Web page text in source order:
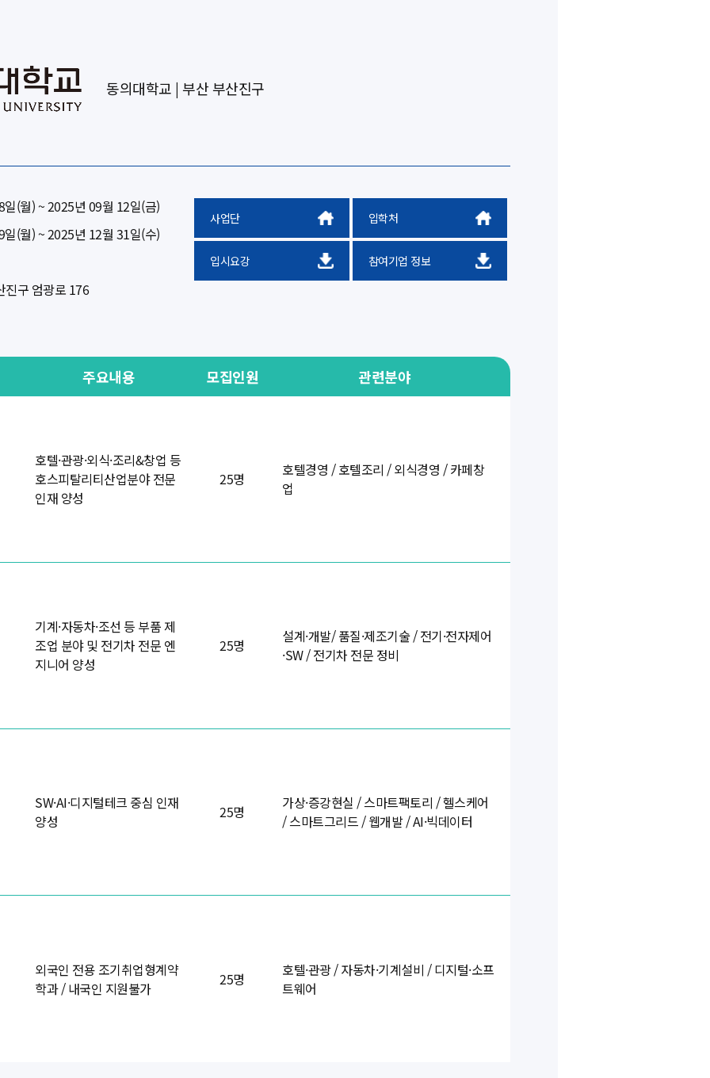
동의대학교 | 부산 부산진구
(월) ~ 2025년 09월 12일(금)
(월) ~ 2025년 12월 31일(수)
진구 엄광로 176
사업단 입학처
입시요강 참여기업 정보
주요내용 모집인원 관련분야
호텔·관광·외식·조리&창업 등
호스피탈리티산업분야 전문
인재 양성
25명
호텔경영 / 호텔조리 / 외식경영 / 카페창
업
기계·자동차·조선 등 부품 제
조업 분야 및 전기차 전문 엔
지니어 양성
25명
설계·개발/ 품질·제조기술 / 전기·전자제어
·SW / 전기차 전문 정비
SW·AI·디지털테크 중심 인재
양성
25명
가상·증강현실 / 스마트팩토리 / 헬스케어
/ 스마트그리드 / 웹개발 / AI·빅데이터
외국인 전용 조기취업형계약
학과 / 내국인 지원불가
25명
호텔·관광 / 자동차·기계설비 / 디지털·소프
트웨어